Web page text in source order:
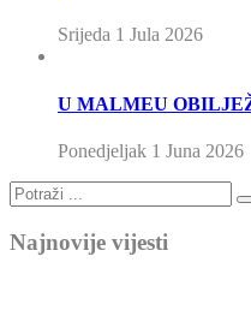
Srijeda 1 Jula 2026
U MALMEU
Ponedjeljak 1 Juna 2026
Najnovije vijesti